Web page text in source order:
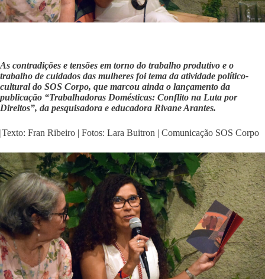
As contradições e tensões em torno do trabalho produtivo e o
trabalho de cuidados das mulheres foi tema da atividade político-
cultural do SOS Corpo, que marcou ainda o lançamento da
publicação “Trabalhadoras Domésticas: Conflito na Luta por
Direitos”, da pesquisadora e educadora Rivane Arantes.
|Texto: Fran Ribeiro | Fotos: Lara Buitron | Comunicação SOS Corpo